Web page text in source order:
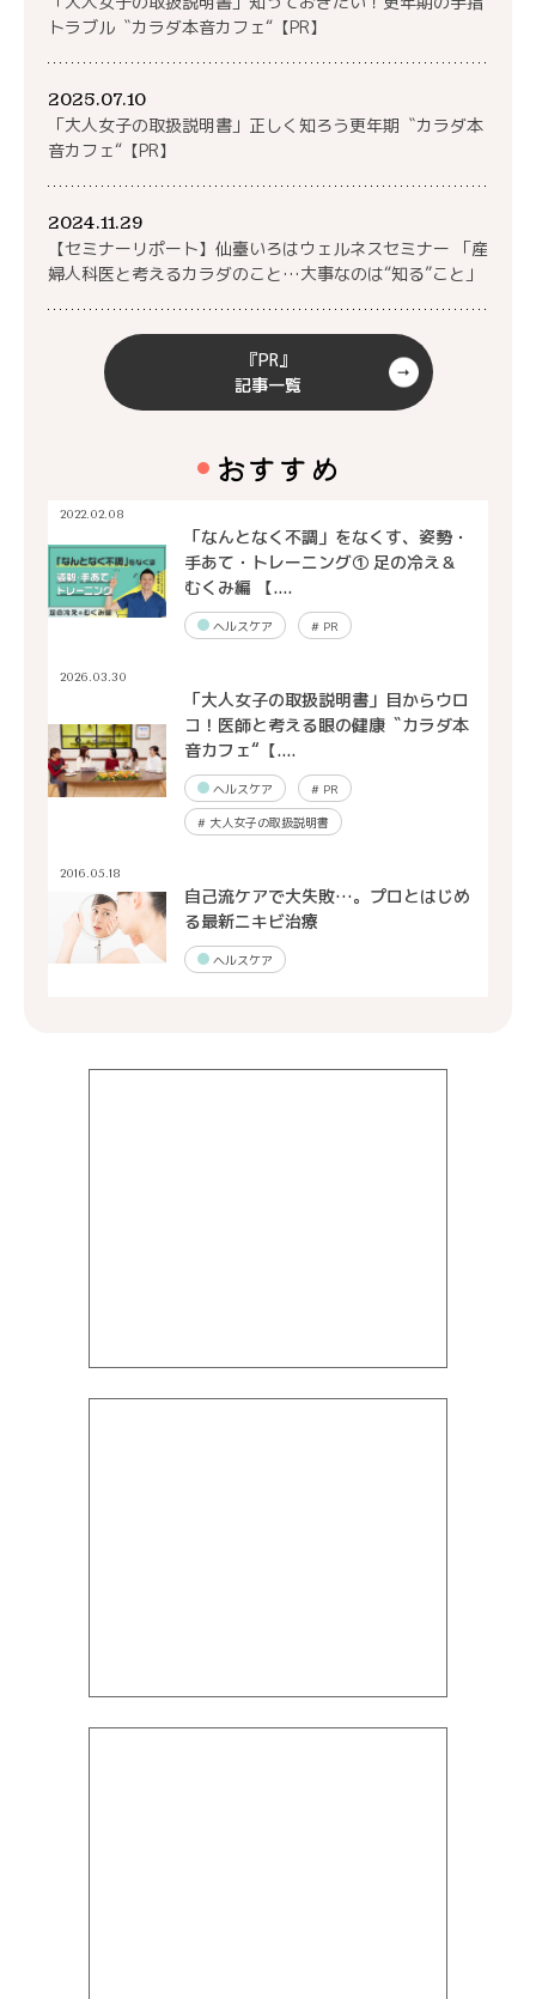
トラブル〝カラダ本音カフェ“【PR】
2025.07.10
「大人女子の取扱説明書」正しく知ろう更年期〝カラダ本
音カフェ“【PR】
2024.11.29
【セミナーリポート】仙臺いろはウェルネスセミナー 「産
婦人科医と考えるカラダのこと…大事なのは“知る”こと」
『PR』
記事一覧
おすすめ
2022.02.08
「なんとなく不調」をなくす、姿勢・
手あて・トレーニング① 足の冷え＆
むくみ編 【....
ヘルスケア #PR
2026.03.30
「大人女子の取扱説明書」目からウロ
コ！医師と考える眼の健康〝カラダ本
音カフェ“【....
ヘルスケア #PR
#大人女子の取扱説明書
2016.05.18
自己流ケアで大失敗…。プロとはじめ
る最新ニキビ治療
ヘルスケア